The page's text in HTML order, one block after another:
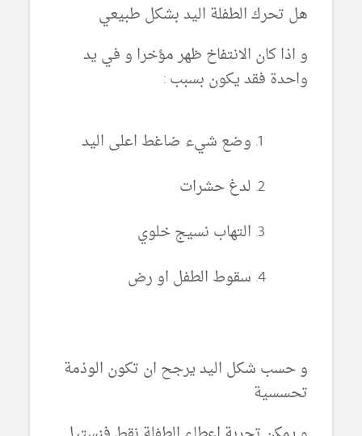
هل تحرك الطفلة اليد بشكل طبيعي
و اذا كان الانتفاخ ظهر مؤخرا و في يد
واحدة فقد يكون بسبب :
وضع شيء ضاغط اعلى اليد
لدغ حشرات
التهاب نسيج خلوي
سقوط الطفل او رض
و حسب شكل اليد يرجح ان تكون الوذمة
تحسسية